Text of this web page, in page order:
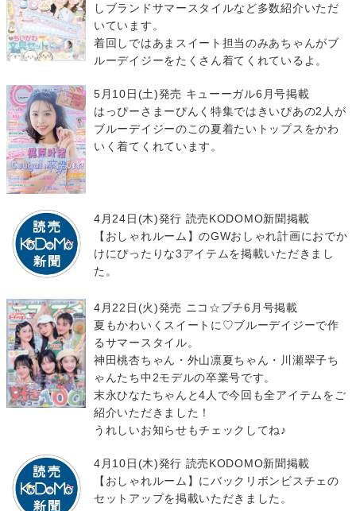
しブランドサマースタイルなど多数紹介いただ
いています。
着回しではあまスイート担当のみあちゃんがブ
ルーデイジーをたくさん着てくれているよ。
5月10日(土)発売 キューーガル6月号掲載
はっぴーさまーぴんく特集ではきいぴあの2人が
ブルーデイジーのこの夏着たいトップスをかわ
いく着てくれています。
4月24日(木)発行 読売KODOMO新聞掲載
【おしゃれルーム】のGWおしゃれ計画におでか
けにぴったりな3アイテムを掲載いただきまし
た。
4月22日(火)発売 ニコ☆プチ6月号掲載
夏もかわいくスイートに♡ブルーデイジーで作
るサマースタイル。
神田桃杏ちゃん・外山凛夏ちゃん・川瀬翠子ち
ゃんたち中2モデルの卒業号です。
末永ひなたちゃんと4人で今回も全アイテムをご
紹介いただきました！
うれしいお知らせもチェックしてね♪
4月10日(木)発行 読売KODOMO新聞掲載
【おしゃれルーム】にバックリボンビスチェの
セットアップを掲載いただきました。